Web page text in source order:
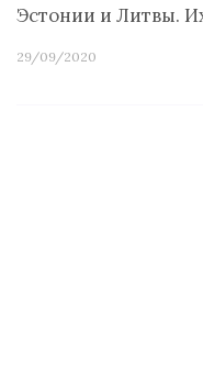
Эстонии и Литвы.
29/09/2020